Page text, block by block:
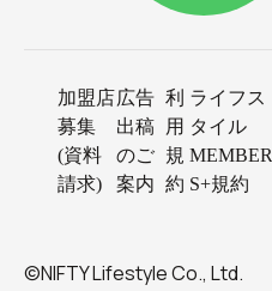
加盟店
募集
(資料
請求)
広告
出稿
のご
案内
利
用
規
約
ライフス
タイル
MEMBER
S+規約
©NIFTY Lifestyle Co., Ltd.